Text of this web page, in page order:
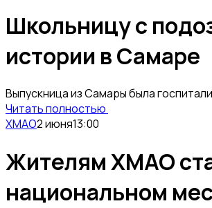
Школьницу с
истории в Самаре
Выпускница из Самары была
Читать полностью
ХМАО2 июня13:00
Жителям ХМАО
национальном